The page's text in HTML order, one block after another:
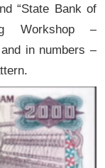
“State Bank of
Workshop –
in numbers –